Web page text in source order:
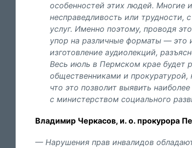
особенностей этих людей. Многие
несправедливость или трудности,
услуг. Именно поэтому, проводя
упор на различные форматы — это
изготовление аудиолекций,
Весь июль в Пермском крае будет
общественниками и
что это позволит выявить
с министерством социального
Владимир Черкасов, и. о. прокурора
— Нарушения прав инвалидов